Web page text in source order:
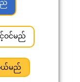
ည်
င့်ဝင်မည်
ယ်မည်